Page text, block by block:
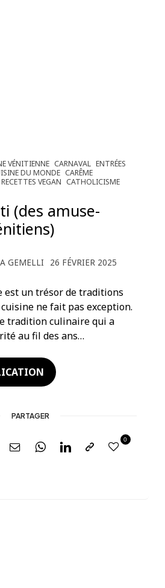
VÉNITIENNE CARNAVAL ENTRÉES
DU MONDE CARÊME
RECETTES VEGAN CATHOLICISME
(des amuse-
GEMELLI 26 FÉVRIER 2025
est un trésor de traditions
ne fait pas exception.
tradition culinaire qui a
au fil des ans…
PARTAGER
0